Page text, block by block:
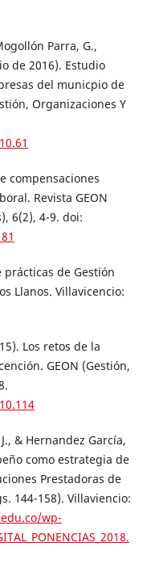
Parra, G.,
de 2016). Estudio
del municpio de
Organizaciones Y
compensaciones
Revista GEON
6(2), 4-9. doi:
prácticas de Gestión
Llanos. Villavicencio:
Los retos de la
GEON (Gestión,
& Hernandez García,
como estrategia de
Prestadoras de
144-158). Villaviencio:
wp-